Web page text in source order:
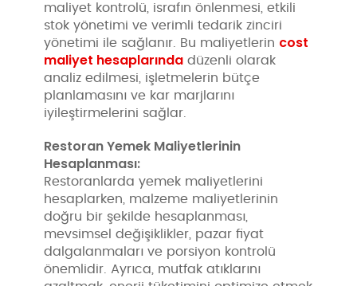
maliyet kontrolü, israfın önlenmesi, etkili
stok yönetimi ve verimli tedarik zinciri
yönetimi ile sağlanır. Bu maliyetlerin cost
maliyet hesaplarında düzenli olarak
analiz edilmesi, işletmelerin bütçe
planlamasını ve kar marjlarını
iyileştirmelerini sağlar.
Restoran Yemek Maliyetlerinin
Hesaplanması:
Restoranlarda yemek maliyetlerini
hesaplarken, malzeme maliyetlerinin
doğru bir şekilde hesaplanması,
mevsimsel değişiklikler, pazar fiyat
dalgalanmaları ve porsiyon kontrolü
önemlidir. Ayrıca, mutfak atıklarını